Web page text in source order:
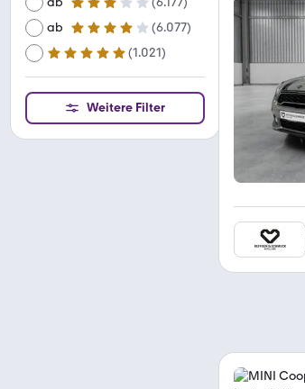
3 Sterne
ab
4 Sterne (6.077)
ab
5 Sterne (1.021)
Weitere Filter